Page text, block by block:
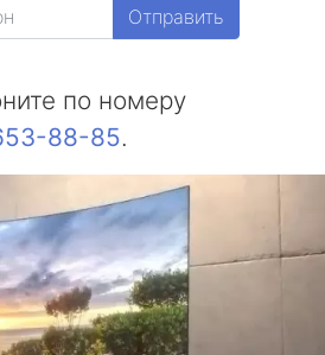
Отправить
по номеру
88-85.